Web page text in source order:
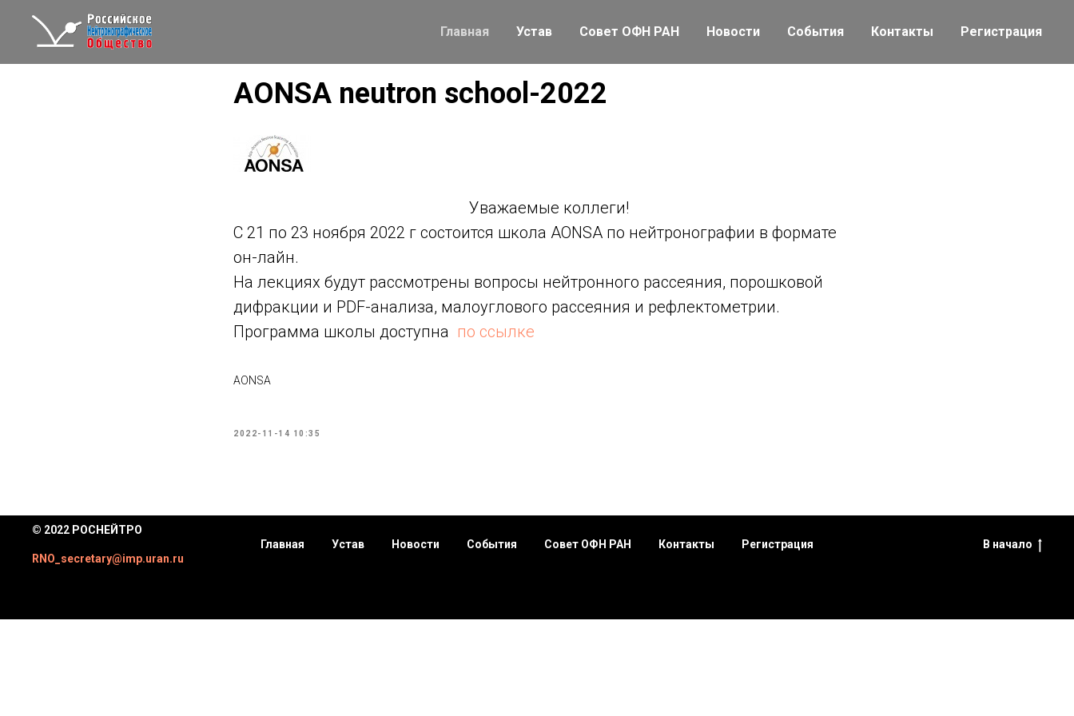
Главная Устав Совет ОФН РАН Новости События Контакты Регистрация
AONSA neutron school-2022
Уважаемые коллеги!
С 21 по 23 ноября 2022 г состоится школа AONSA по нейтронографии в формате
он-лайн.
На лекциях будут рассмотрены вопросы нейтронного рассеяния, порошковой
дифракции и PDF-анализа, малоуглового рассеяния и рефлектометрии.
Программа школы доступна по ссылке
AONSA
2022-11-14 10:35
© 2022 РОСНЕЙТРО
RNO_secretary@imp.uran.ru
Главная Устав Новости События Совет ОФН РАН Контакты Регистрация В начало